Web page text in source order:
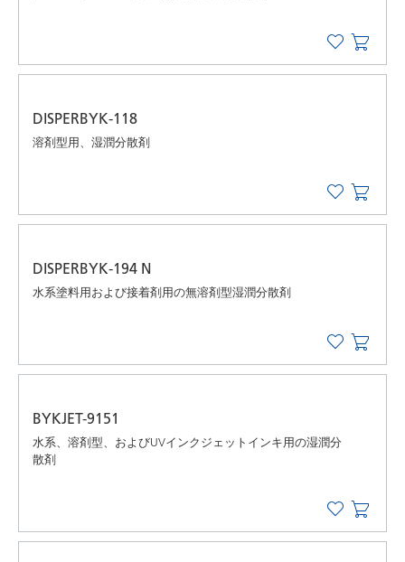
DISPERBYK-118
溶剤型用、湿潤分散剤
DISPERBYK-194 N
水系塗料用および接着剤用の無溶剤型湿潤分散剤
BYKJET-9151
水系、溶剤型、およびUVインクジェットインキ用の湿潤分
散剤